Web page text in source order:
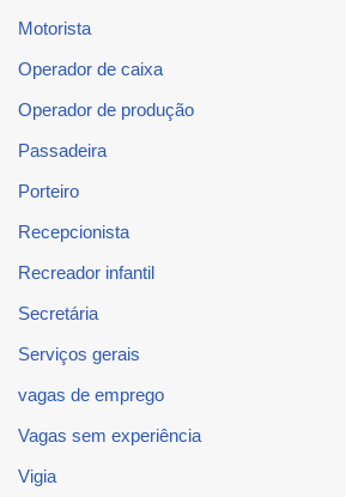
Motorista
Operador de caixa
Operador de produção
Passadeira
Porteiro
Recepcionista
Recreador infantil
Secretária
Serviços gerais
vagas de emprego
Vagas sem experiência
Vigia